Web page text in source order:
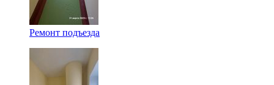
Ремонт подъезда